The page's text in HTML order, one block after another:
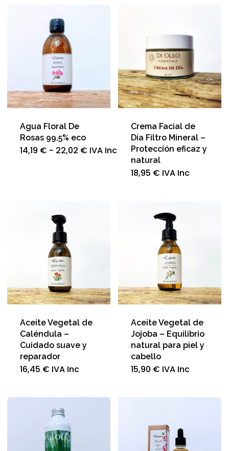
Agua Floral De
Rosas 99,5% eco
14,19 € - 22,02 €Rango
IVA Inc
Este
producto
múltiples
Crema Facial de
Día Filtro Mineral –
Protección eficaz y
natural
18,95 € IVA Inc
Aceite Vegetal de
Caléndula –
Cuidado suave y
reparador
16,45 € IVA Inc
Aceite Vegetal de
Jojoba – Equilibrio
natural para piel y
cabello
15,90 € IVA Inc